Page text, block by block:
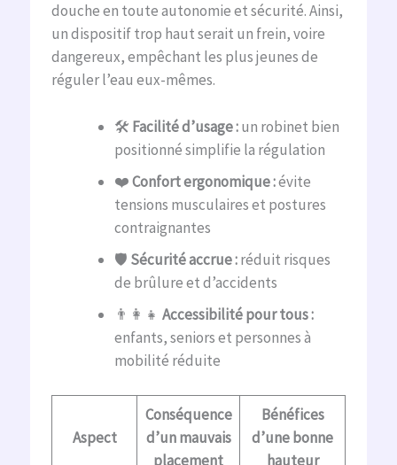
douche en toute autonomie et sécurité. Ainsi,
un dispositif trop haut serait un frein, voire
dangereux, empêchant les plus jeunes de
réguler l’eau eux-mêmes.
🛠️ Facilité d’usage :un robinet bien
positionné simplifie la régulation
❤️Confort ergonomique :évite
tensions musculaires et postures
contraignantes
🛡️ Sécurité accrue :réduit risques
de brûlure et d’accidents
👨‍👩‍👧 Accessibilité pour tous :
enfants, seniors et personnes à
mobilité réduite
Aspect
Conséquence
d’un mauvais
placement
Bénéfices
d’une bonne
hauteur